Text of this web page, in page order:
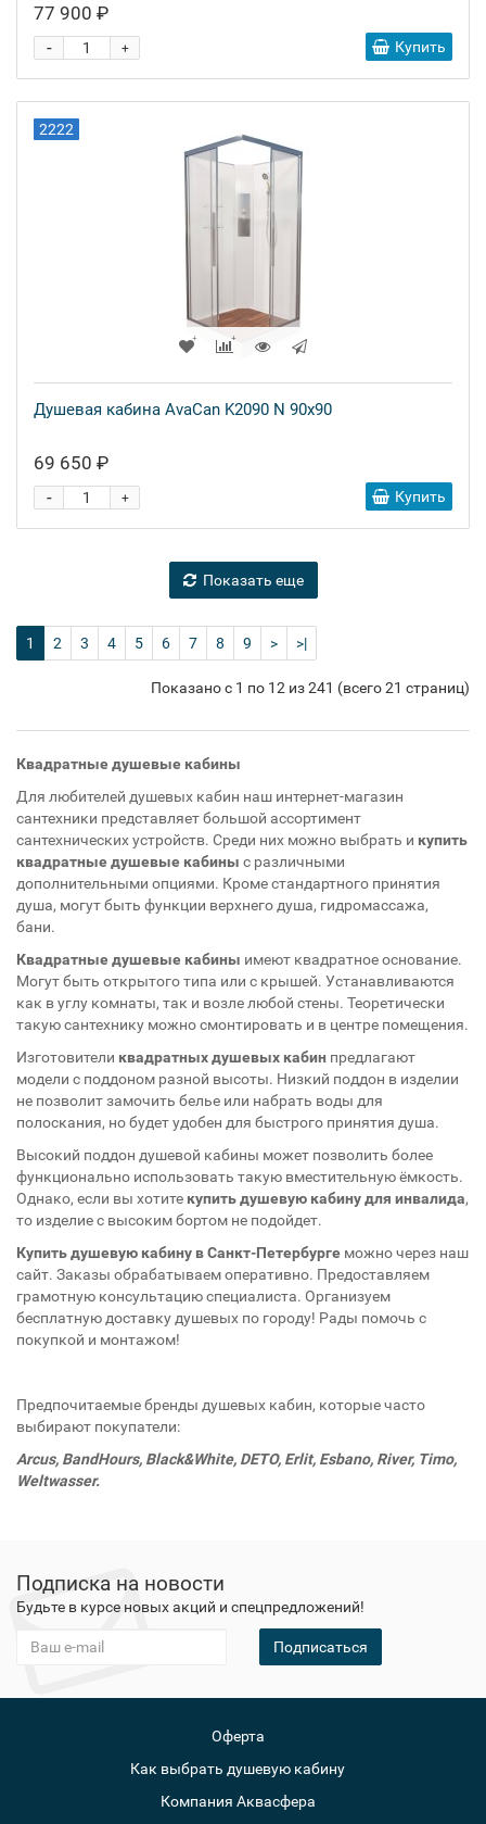
77 900 ₽
+
- Купить
2222
Душевая кабина AvaCan K2090 N 90x90
69 650 ₽
+
- Купить
Показать еще
1 2 3 4 5 6 7 8 9 > >|
Показано с 1 по 12 из 241 (всего 21 страниц)
Квадратные душевые кабины
Для любителей душевых кабин наш интернет-магазин
сантехники представляет большой ассортимент
сантехнических устройств. Среди них можно выбрать и купить
квадратные душевые кабины с различными
дополнительными опциями. Кроме стандартного принятия
душа, могут быть функции верхнего душа, гидромассажа,
бани.
Квадратные душевые кабины имеют квадратное основание.
Могут быть открытого типа или с крышей. Устанавливаются
как в углу комнаты, так и возле любой стены. Теоретически
такую сантехнику можно смонтировать и в центре помещения.
Изготовители квадратных душевых кабин предлагают
модели с поддоном разной высоты. Низкий поддон в изделии
не позволит замочить белье или набрать воды для
полоскания, но будет удобен для быстрого принятия душа.
Высокий поддон душевой кабины может позволить более
функционально использовать такую вместительную ёмкость.
Однако, если вы хотите купить душевую кабину для инвалида,
то изделие с высоким бортом не подойдет.
Купить душевую кабину в Санкт-Петербурге можно через наш
сайт. Заказы обрабатываем оперативно. Предоставляем
грамотную консультацию специалиста. Организуем
бесплатную доставку душевых по городу! Рады помочь с
покупкой и монтажом!
Предпочитаемые бренды душевых кабин, которые часто
выбирают покупатели:
Arcus, BandHours, Black&White, DETO, Erlit, Esbano, River, Timo,
Weltwasser.
Подписка на новости
Будьте в курсе новых акций и спецпредложений!
Подписаться
Оферта
Как выбрать душевую кабину
Компания Аквасфера